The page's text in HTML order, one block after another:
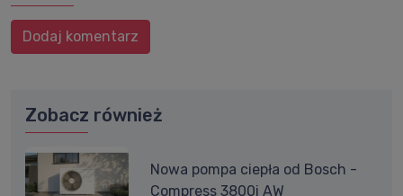
Dodaj komentarz
Zobacz również
Nowa pompa ciepła od Bosch -
Compress 3800i AW